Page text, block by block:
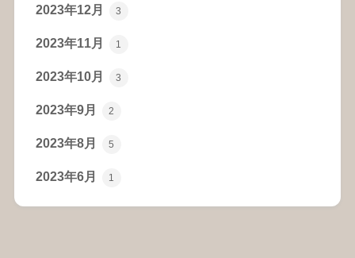
2023年12月 3
2023年11月 1
2023年10月 3
2023年9月 2
2023年8月 5
2023年6月 1